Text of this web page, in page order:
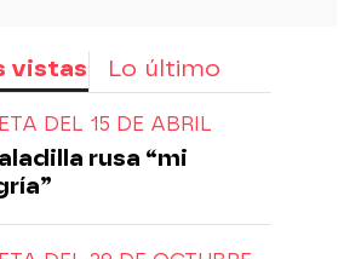
vistas Lo último
DEL 15 DE ABRIL
rusa “mi